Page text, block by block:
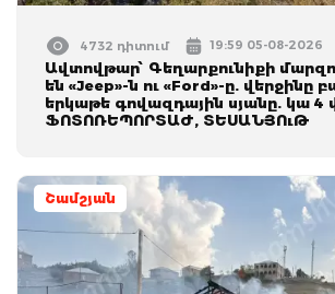
4732 դիտում 19:59 05-08-2026
Ավտովթար՝ Գեղարքունիքի
են «Jeep»-ն ու «Ford»-ը. վերջինը
երկաթե գովազդային սյանը. կա 4
ՖՈՏՈՌԵՊՈՐՏԱԺ, ՏԵՍԱՆՅՈւԹ
Շամշյան